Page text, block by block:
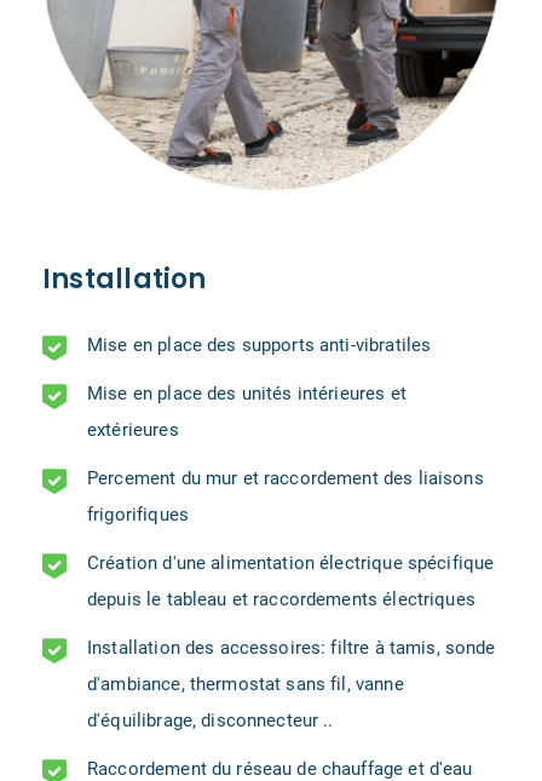
Installation
Mise en place des supports anti-vibratiles
Mise en place des unités intérieures et
extérieures
Percement du mur et raccordement des liaisons
frigorifiques
Création d'une alimentation électrique spécifique
depuis le tableau et raccordements électriques
Installation des accessoires: filtre à tamis, sonde
d'ambiance, thermostat sans fil, vanne
d'équilibrage, disconnecteur ..
Raccordement du réseau de chauffage et d'eau